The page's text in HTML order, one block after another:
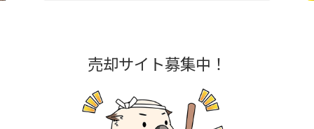
売却サイト募集中！